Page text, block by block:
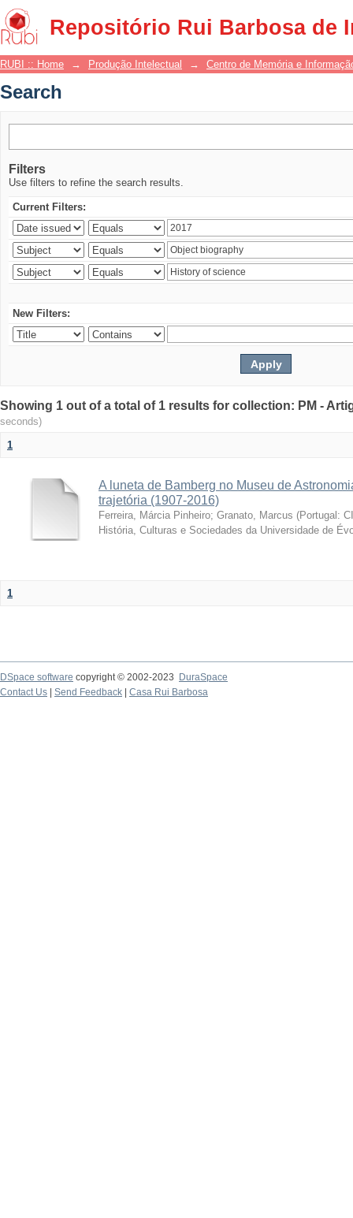
Repositório Rui Barbosa de
Search
RUBI :: Home → Produção Intelectual → Centro de Memória e
Search
Filters
Use filters to refine the search results.
Current Filters:
New Filters:
Showing 1 out of a total of 1 results for collection: PM -
seconds)
1
A luneta de Bamberg no Museu de
trajetória (1907-2016)
Ferreira, Márcia Pinheiro; Granato, Marcus (Portugal:
História, Culturas e Sociedades da Universidade de
1
DSpace software copyright © 2002-2023
DuraSpace
Contact Us
Send Feedback Casa Rui Barbosa